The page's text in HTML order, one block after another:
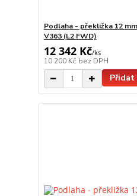
Podlaha - překližka 12
V363 (L2 FWD)
12 342 Kč/ks
10 200 Kč bez DPH
Přidat